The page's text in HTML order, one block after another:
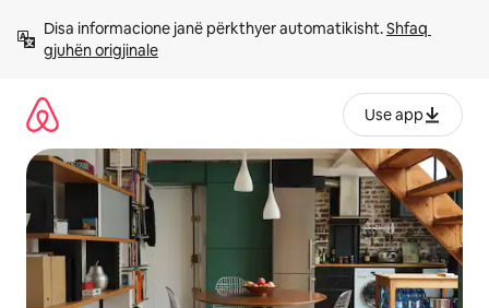
përmbajtja
Disa informacione janë përkthyer automatikisht. Shfaq
gjuhën origjinale
Use app